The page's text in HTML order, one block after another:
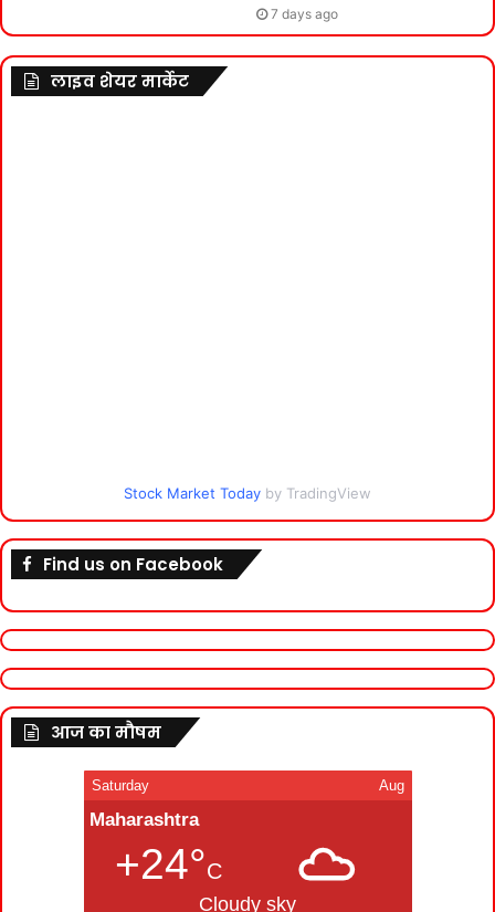
7 days ago
लाइव शेयर मार्केट
Stock Market Today by TradingView
Find us on Facebook
आज का मौषम
Saturday Aug
Maharashtra
+24°C
Cloudy sky